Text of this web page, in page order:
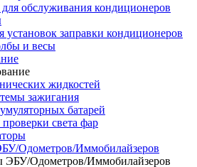
обслуживания кондиционеров
установок заправки кондиционеров
и весы
жидкостей
зажигания
батарей
света фар
Одометров/Иммобилайзеров